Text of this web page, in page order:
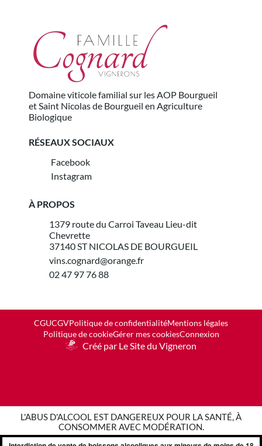
Domaine viticole familial sur les AOP Bourgueil
et Saint Nicolas de Bourgueil en Agriculture
Biologique
RÉSEAUX SOCIAUX
Facebook
Instagram
À PROPOS
1379 route du Carroi Taveau Lieu-dit
Chevrette
37140 ST NICOLAS DE BOURGUEIL
vins.cognard@orange.fr
02 47 97 76 88
CGUCGVPolitique de confidentialitéMentions légales
Politique de cookieGérer mes cookiesConnexion
Créé par Le Site du Vigneron
L'ABUS D'ALCOOL EST DANGEREUX POUR LA SANTÉ, À
CONSOMMER AVEC MODÉRATION.